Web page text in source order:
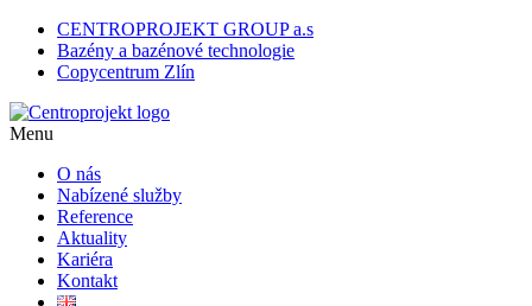
CENTROPROJEKT GROUP a.s
Bazény a bazénové technologie
Copycentrum Zlín
Menu
O nás
Nabízené služby
Reference
Aktuality
Kariéra
Kontakt